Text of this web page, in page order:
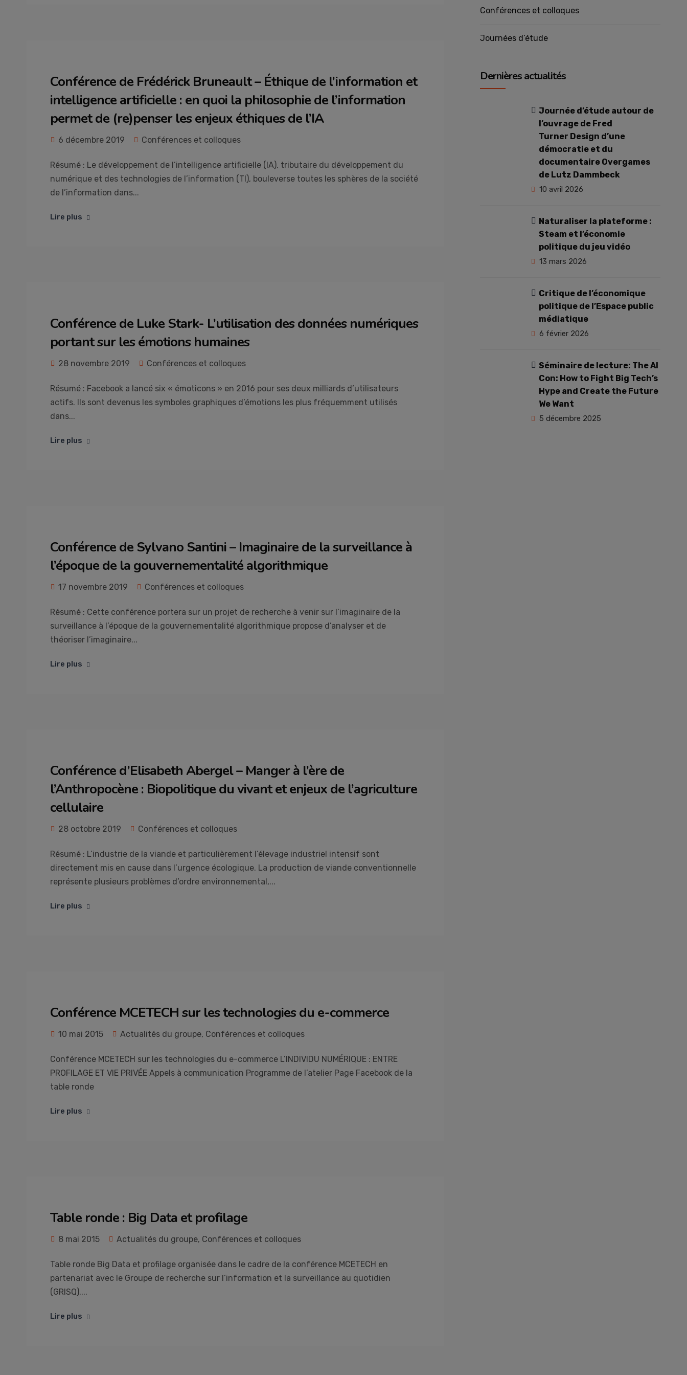
Conférence de Frédérick Bruneault – Éthique de l’information et
intelligence artificielle : en quoi la philosophie de l’information
permet de (re)penser les enjeux éthiques de l’IA
6 décembre 2019 Conférences et colloques
Résumé : Le développement de l’intelligence artificielle (IA), tributaire du développement du
numérique et des technologies de l’information (TI), bouleverse toutes les sphères de la société
de l’information dans...
Lire plus
Conférence de Luke Stark- L’utilisation des données numériques
portant sur les émotions humaines
28 novembre 2019 Conférences et colloques
Résumé : Facebook a lancé six « émoticons » en 2016 pour ses deux milliards d’utilisateurs
actifs. Ils sont devenus les symboles graphiques d’émotions les plus fréquemment utilisés
dans...
Lire plus
Conférence de Sylvano Santini – Imaginaire de la surveillance à
l’époque de la gouvernementalité algorithmique
17 novembre 2019 Conférences et colloques
Résumé : Cette conférence portera sur un projet de recherche à venir sur l’imaginaire de la
surveillance à l’époque de la gouvernementalité algorithmique propose d’analyser et de
théoriser l’imaginaire...
Lire plus
Conférence d’Elisabeth Abergel – Manger à l’ère de
l’Anthropocène : Biopolitique du vivant et enjeux de l’agriculture
cellulaire
28 octobre 2019 Conférences et colloques
Résumé : L’industrie de la viande et particulièrement l’élevage industriel intensif sont
directement mis en cause dans l’urgence écologique. La production de viande conventionnelle
représente plusieurs problèmes d’ordre environnemental,...
Lire plus
Conférence MCETECH sur les technologies du e-commerce
10 mai 2015 Actualités du groupe, Conférences et colloques
Conférence MCETECH sur les technologies du e-commerce L’INDIVIDU NUMÉRIQUE : ENTRE
PROFILAGE ET VIE PRIVÉE Appels à communication Programme de l’atelier Page Facebook de la
table ronde
Lire plus
Table ronde : Big Data et profilage
8 mai 2015 Actualités du groupe, Conférences et colloques
Table ronde Big Data et profilage organisée dans le cadre de la conférence MCETECH en
partenariat avec le Groupe de recherche sur l’information et la surveillance au quotidien
(GRISQ)....
Lire plus
Conférences et colloques
Journées d’étude
Dernières actualités
Journée d’étude autour de
l’ouvrage de Fred
Turner Design d’une
démocratie et du
documentaire Overgames
de Lutz Dammbeck
10 avril 2026
Naturaliser la plateforme :
Steam et l’économie
politique du jeu vidéo
13 mars 2026
Critique de l’économique
politique de l’Espace public
médiatique
6 février 2026
Séminaire de lecture: The AI
Con: How to Fight Big Tech’s
Hype and Create the Future
We Want
5 décembre 2025